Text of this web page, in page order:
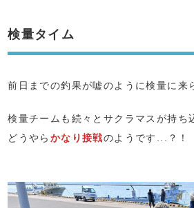
検量タイム
前日までの釣果が嘘のように検量に来
検量チームも続々とサクラマスが持ち
どうやら かなり接戦のようです...？！